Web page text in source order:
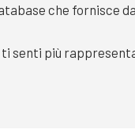
che fornisce
senti più